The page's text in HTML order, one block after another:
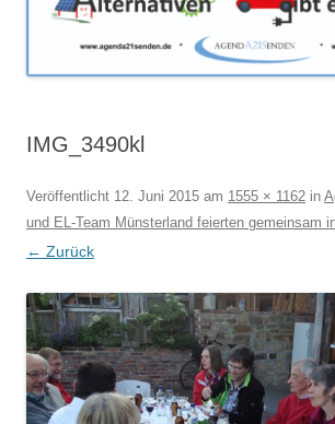
IMG_3490kl
Veröffentlicht 12. Juni 2015 am 1555 × 1162 in
und EL-Team Münsterland feierten gemeinsam
← Zurück